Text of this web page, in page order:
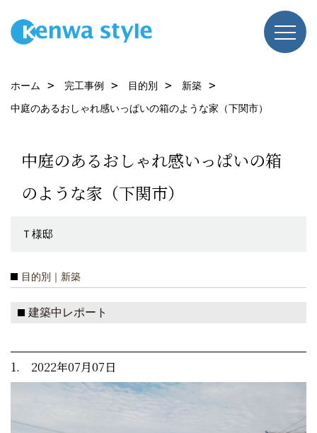
ホーム 完工事例 目的別
新築
中庭のあるおしゃれ感いっぱいの箱のような家（下関市）
中庭のあるおしゃれ感いっぱいの箱
のような家（下関市）
Ｔ様邸
目的別｜新築
建築中レポート
1. 2022年07月07日